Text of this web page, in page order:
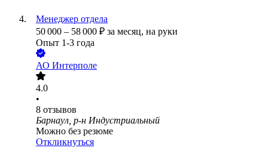
Менеджер отдела
50 000 – 58 000 ₽ за месяц, на руки
Опыт 1-3 года
АО Интерполе
4.0
•
8 отзывов
Барнаул, р-н Индустриальный
Можно без резюме
Откликнуться